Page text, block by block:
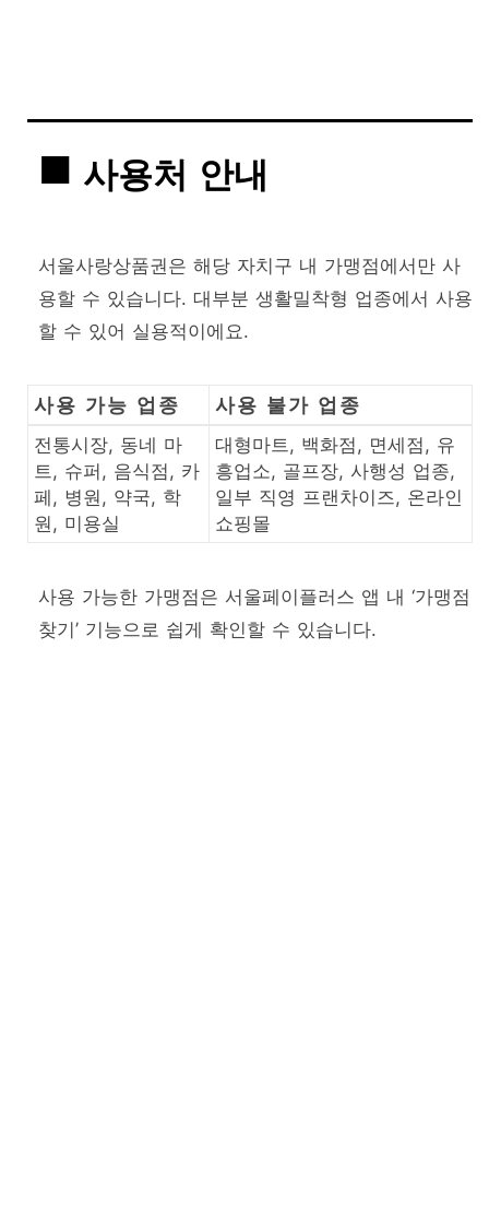
사용처 안내
서울사랑상품권은 해당 자치구 내 가맹점에서만 사
용할 수 있습니다. 대부분 생활밀착형 업종에서 사용
할 수 있어 실용적이에요.
사용 가능 업종 사용 불가 업종
전통시장, 동네 마
트, 슈퍼, 음식점, 카
페, 병원, 약국, 학
원, 미용실
대형마트, 백화점, 면세점, 유
흥업소, 골프장, 사행성 업종,
일부 직영 프랜차이즈, 온라인
쇼핑몰
사용 가능한 가맹점은 서울페이플러스 앱 내 ‘가맹점
찾기’ 기능으로 쉽게 확인할 수 있습니다.